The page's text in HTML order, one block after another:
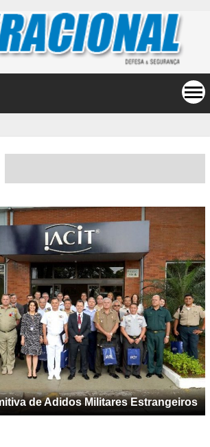
de Adidos Militares Estrangeiros